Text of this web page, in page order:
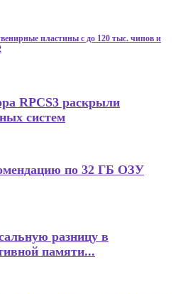
пластины с до 120 тыс. чипов и
RPCS3 раскрыли
систем
по 32 ГБ ОЗУ
разницу в
памяти...